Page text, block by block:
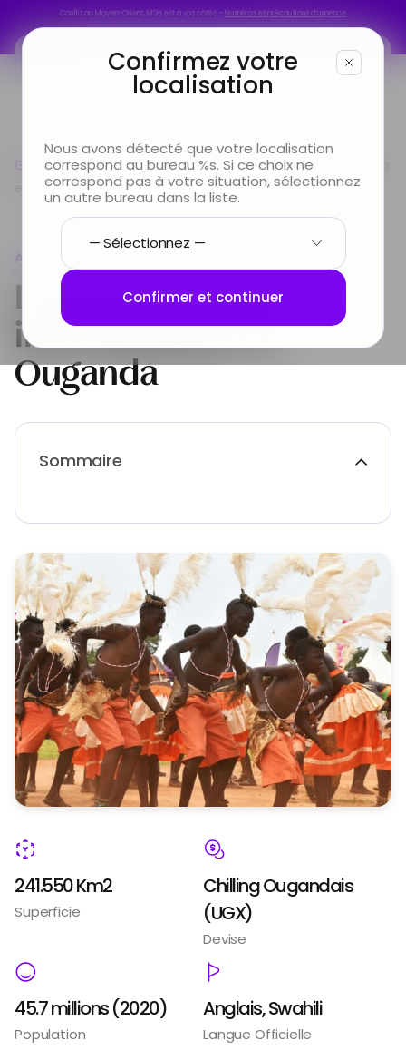
Confirmez votre
localisation
Nous avons détecté que votre localisation
correspond au bureau %s. Si ce choix ne
correspond pas à votre situation, sélectionnez
un autre bureau dans la liste.
Confirmer et continuer
Conflit au Moyen-Orient, MSH est à vos côtés –Numéros et précautions d’urgence
Vous cherchez
Infos & Services
Nous connaître
Guide pays Afrique
L’assurance santé internationale
en Ouganda
Afrique
L'assurance santé
internationale en
Ouganda
Sommaire
241.550 Km2
Superficie
Chilling Ougandais
(UGX)
Devise
45.7 millions (2020)
Population
Anglais, Swahili
Langue Officielle